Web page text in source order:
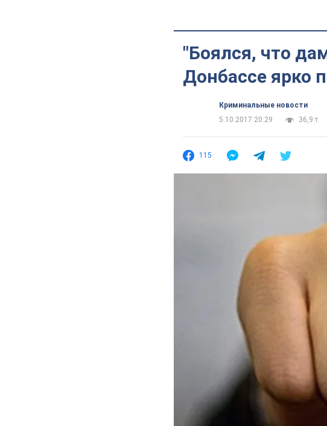
"Боялся, что
Донбассе ярко
Криминальные новости
5.10.2017 20:29
36,9 т.
115